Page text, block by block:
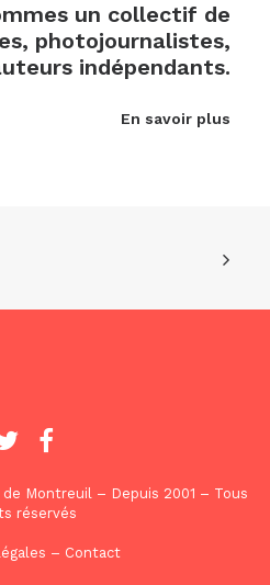
un collectif de
photojournalistes,
indépendants.
En savoir plus
Montreuil – Depuis 2001 – Tous
réservés
– Contact